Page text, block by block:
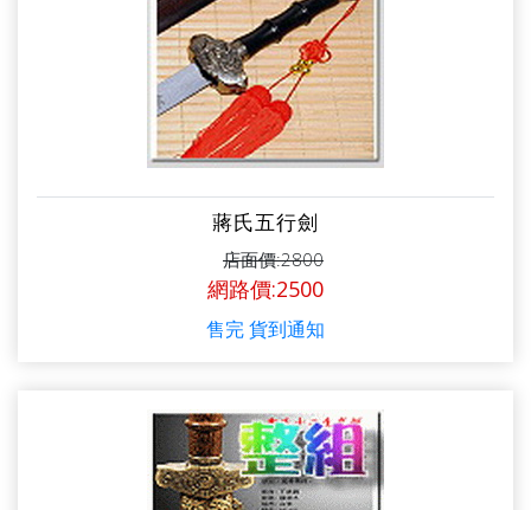
蔣氏五行劍
店面價:2800
網路價:2500
售完 貨到通知